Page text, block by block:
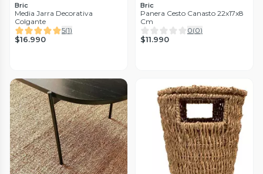
Bric
Media Jarra Decorativa
Colgante
5(1)
$16.990
Bric
Panera Cesto Canasto 22x17x8
Cm
0(0)
$11.990